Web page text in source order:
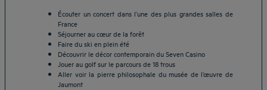
Écouter un concert dans l’une des plus grandes salles de
France
Séjourner au cœur de la forêt
Faire du ski en plein été
Découvrir le décor contemporain du Seven Casino
Jouer au golf sur le parcours de 18 trous
Aller voir la pierre philosophale du musée de l’œuvre de
Jaumont